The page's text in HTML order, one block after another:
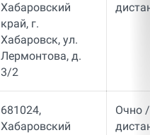
Хабаровский
край, г.
Хабаровск, ул.
Лермонтова, д.
3/2
681024,
Хабаровский
Очно /